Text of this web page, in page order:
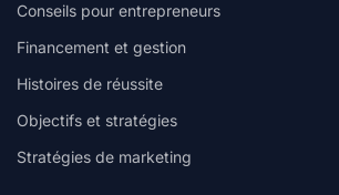
Conseils pour entrepreneurs
Financement et gestion
Histoires de réussite
Objectifs et stratégies
Stratégies de marketing